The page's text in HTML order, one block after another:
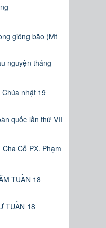
giông bão (Mt
nguyện tháng
nhật 19
quốc lần thứ VII
Cố PX. Phạm
TUẦN 18
TUẦN 18